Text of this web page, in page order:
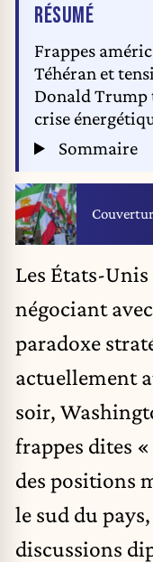
RÉSUMÉDE
Frappes
Téhéran et
Donald Trump
crise
Sommaire
Les États-Unis
négociant
paradoxe
actuellement
soir,
frappes dites
des positions
le sud du
discussions